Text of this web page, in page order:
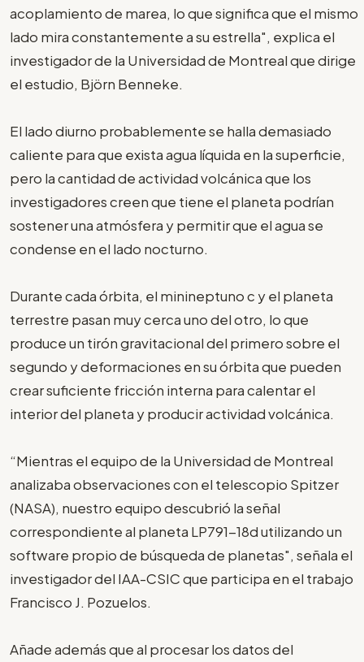
acoplamiento de marea, lo que significa que el mismo
lado mira constantemente a su estrella", explica el
investigador de la Universidad de Montreal que dirige
el estudio, Björn Benneke.
El lado diurno probablemente se halla demasiado
caliente para que exista agua líquida en la superficie,
pero la cantidad de actividad volcánica que los
investigadores creen que tiene el planeta podrían
sostener una atmósfera y permitir que el agua se
condense en el lado nocturno.
Durante cada órbita, el minineptuno c y el planeta
terrestre pasan muy cerca uno del otro, lo que
produce un tirón gravitacional del primero sobre el
segundo y deformaciones en su órbita que pueden
crear suficiente fricción interna para calentar el
interior del planeta y producir actividad volcánica.
“Mientras el equipo de la Universidad de Montreal
analizaba observaciones con el telescopio Spitzer
(NASA), nuestro equipo descubrió la señal
correspondiente al planeta LP791-18d utilizando un
software propio de búsqueda de planetas", señala el
investigador del IAA-CSIC que participa en el trabajo
Francisco J. Pozuelos.
Añade además que al procesar los datos del